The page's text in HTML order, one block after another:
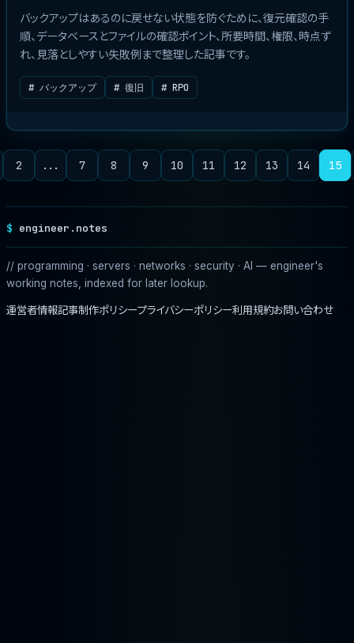
バックアップはあるのに戻せない状態を防ぐために、復元確認の手
順、データベースとファイルの確認ポイント、所要時間、権限、時点ず
れ、見落としやすい失敗例まで整理した記事です。
# バックアップ # 復旧 # RPO
2 ... 7 8 9 10 11 12 13 14 15
engineer.notes
// programming · servers · networks · security · AI — engineer's
working notes, indexed for later lookup.
運営者情報記事制作ポリシープライバシーポリシー利用規約お問い合わせ